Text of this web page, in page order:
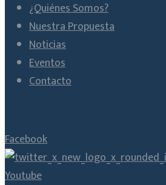
¿Quiénes Somos?
Nuestra Propuesta
Noticias
Eventos
Contacto
Facebook
Youtube